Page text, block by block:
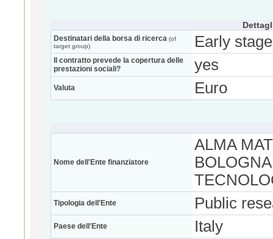
Destinatari della borsa di ricerca (of
target group)
Early
Il contratto prevede la copertura delle
prestazioni sociali?
yes
Valuta Euro
Nome dell'Ente finanziatore
ALMA
Tipologia dell'Ente Public
Paese dell'Ente Italy